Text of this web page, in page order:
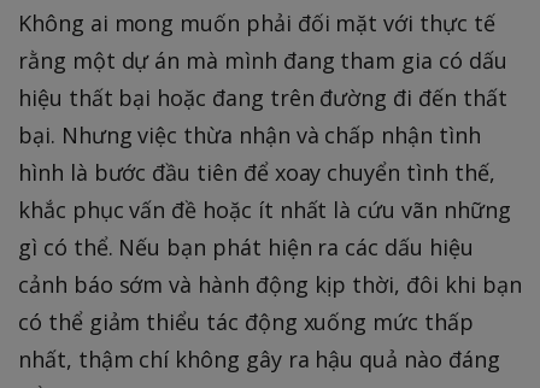
Không ai mong muốn phải đối mặt với thực tế
rằng một dự án mà mình đang tham gia có dấu
hiệu thất bại hoặc đang trên đường đi đến thất
bại. Nhưng việc thừa nhận và chấp nhận tình
hình là bước đầu tiên để xoay chuyển tình thế,
khắc phục vấn đề hoặc ít nhất là cứu vãn những
gì có thể. Nếu bạn phát hiện ra các dấu hiệu
cảnh báo sớm và hành động kịp thời, đôi khi bạn
có thể giảm thiểu tác động xuống mức thấp
nhất, thậm chí không gây ra hậu quả nào đáng